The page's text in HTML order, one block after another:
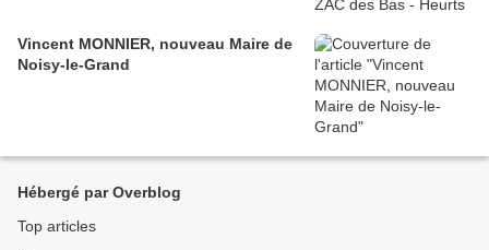
Vincent MONNIER, nouveau Maire de
Noisy-le-Grand
Hébergé par Overblog
Top articles